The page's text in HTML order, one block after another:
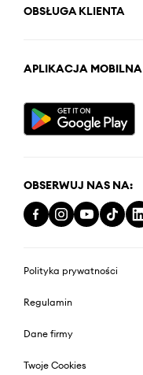
OBSŁUGA KLIENTA
APLIKACJA MOBILNA
OBSERWUJ NAS NA:
Polityka prywatności
Regulamin
Dane firmy
Twoje Cookies